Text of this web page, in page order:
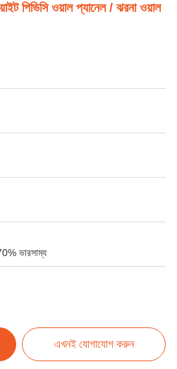
পিভিসি ওয়াল প্যানেল / ঝরনা ওয়াল
ভারসাম্য
এখনই যোগাযোগ করুন